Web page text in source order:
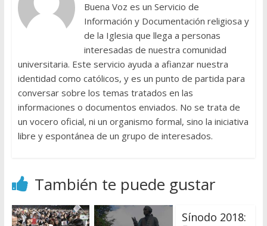
Buena Voz es un Servicio de
Información y Documentación religiosa y
de la Iglesia que llega a personas
interesadas de nuestra comunidad
universitaria. Este servicio ayuda a afianzar nuestra
identidad como católicos, y es un punto de partida para
conversar sobre los temas tratados en las
informaciones o documentos enviados. No se trata de
un vocero oficial, ni un organismo formal, sino la iniciativa
libre y espontánea de un grupo de interesados.
También te puede gustar
Sínodo 2018: